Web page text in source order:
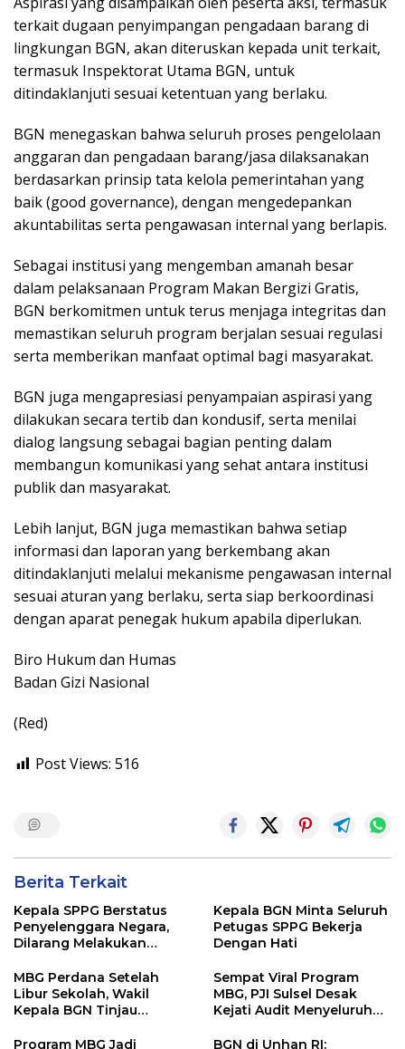
terkait dugaan penyimpangan pengadaan barang di
lingkungan BGN, akan diteruskan kepada unit terkait,
termasuk Inspektorat Utama BGN, untuk
ditindaklanjuti sesuai ketentuan yang berlaku.
BGN menegaskan bahwa seluruh proses pengelolaan
anggaran dan pengadaan barang/jasa dilaksanakan
berdasarkan prinsip tata kelola pemerintahan yang
baik (good governance), dengan mengedepankan
akuntabilitas serta pengawasan internal yang berlapis.
Sebagai institusi yang mengemban amanah besar
dalam pelaksanaan Program Makan Bergizi Gratis,
BGN berkomitmen untuk terus menjaga integritas dan
memastikan seluruh program berjalan sesuai regulasi
serta memberikan manfaat optimal bagi masyarakat.
BGN juga mengapresiasi penyampaian aspirasi yang
dilakukan secara tertib dan kondusif, serta menilai
dialog langsung sebagai bagian penting dalam
membangun komunikasi yang sehat antara institusi
publik dan masyarakat.
Lebih lanjut, BGN juga memastikan bahwa setiap
informasi dan laporan yang berkembang akan
ditindaklanjuti melalui mekanisme pengawasan internal
sesuai aturan yang berlaku, serta siap berkoordinasi
dengan aparat penegak hukum apabila diperlukan.
Biro Hukum dan Humas
Badan Gizi Nasional
(Red)
Post Views: 516
Berita Terkait
Kepala SPPG Berstatus
Penyelenggara Negara,
Dilarang Melakukan
Kepala BGN Minta Seluruh
Petugas SPPG Bekerja
Dengan Hati
MBG Perdana Setelah
Libur Sekolah, Wakil
Kepala BGN Tinjau
MBG di Jakarta Pusat
Sempat Viral Program
MBG, PJI Sulsel Desak
Kejati Audit Menyeluruh
Dugaan Pelaksanaan di
Program MBG Jadi BGN di Unhan RI: